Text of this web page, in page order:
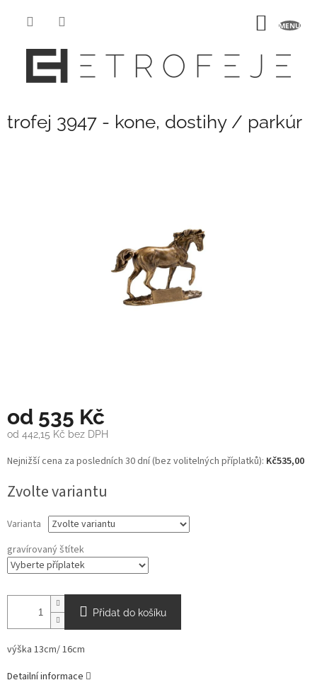
trofej 3947 - kone, dostihy / parkúr
od 535 Kč
od 442,15 Kč bez DPH
Měrná
cena:
Nejnižší cena za posledních 30 dní (bez volitelných příplatků): Kč535,00
Zvolte variantu
Varianta
gravírovaný štítek
Přidat do košíku
výška 13cm/ 16cm
Detailní informace